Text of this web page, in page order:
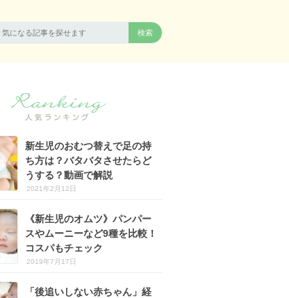
新生児のおむつ替えで足の持
ち方は？バタバタさせたらど
うする？動画で解説
2021年2月12日
《新生児のオムツ》パンパー
スやムーニーなど9種を比較！
コスパもチェック
2019年7月17日
「後追いしない赤ちゃん」経